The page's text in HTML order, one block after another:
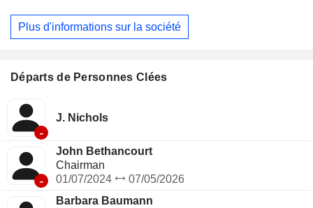
Plus d'informations sur la société
Départs de Personnes Clées
-
J. Nichols
-
John Bethancourt
Chairman
01/07/2024
07/05/2026
Barbara Baumann